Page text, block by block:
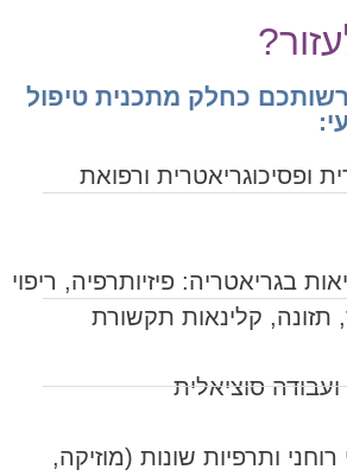
כחלק מתכנית טיפול
ופסיכוגריאטרית ורפואת
בגריאטריה: פיזיותרפיה, ריפוי
תזונה, קלינאות תקשורת
ועבודה סוציאלית
רוחני ותרפיות שונות (מוזיקה,